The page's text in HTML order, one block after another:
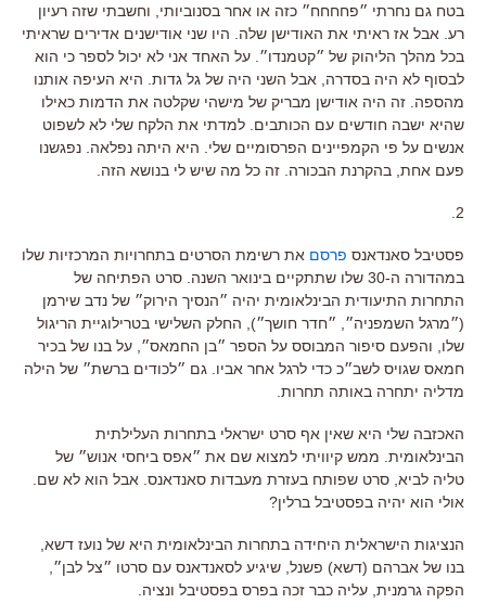
בטח גם נחרתי ״פחחחח״ כזה או אחר בסנוביותי, וחשבתי שזה רעיון
רע. אבל אז ראיתי את האודישן שלה. היו שני אודישנים אדירים שראיתי
בכל מהלך הליהוק של ״קטמנדו״. על האחד אני לא יכול לספר כי הוא
לבסוף לא היה בסדרה, אבל השני היה של גל גדות. היא העיפה אותנו
מהספה. זה היה אודישן מבריק של מישהי שקלטה את הדמות כאילו
שהיא ישבה חודשים עם הכותבים. למדתי את הלקח שלי לא לשפוט
אנשים על פי הקמפיינים הפרסומיים שלי. היא היתה נפלאה. נפגשנו
פעם אחת, בהקרנת הבכורה. זה כל מה שיש לי בנושא הזה.
2.
פסטיבל סאנדאנס פרסם את רשימת הסרטים בתחרויות המרכזיות שלו
במהדורה ה-30 שלו שתתקיים בינואר השנה. סרט הפתיחה של
התחרות התיעודית הבינלאומית יהיה ״הנסיך הירוק״ של נדב שירמן
(״מרגל השמפניה״, ״חדר חושך״), החלק השלישי בטרילוגיית הריגול
שלו, והפעם סיפור המבוסס על הספר ״בן החמאס״, על בנו של בכיר
חמאס שגויס לשב״כ כדי לרגל אחר אביו. גם ״לכודים ברשת״ של הילה
מדליה יתחרה באותה תחרות.
האכזבה שלי היא שאין אף סרט ישראלי בתחרות העלילתית
הבינלאומית. ממש קיוויתי למצוא שם את ״אפס ביחסי אנוש״ של
טליה לביא, סרט שפותח בעזרת מעבדות סאנדאנס. אבל הוא לא שם.
אולי הוא יהיה בפסטיבל ברלין?
הנציגות הישראלית היחידה בתחרות הבינלאומית היא של נועז דשא,
בנו של אברהם (דשא) פשנל, שיגיע לסאנדאנס עם סרטו ״צל לבן״,
הפקה גרמנית, עליה כבר זכה בפרס בפסטיבל ונציה.